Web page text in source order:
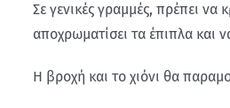
Σε γενικές γραμμές, πρέπει
αποχρωματίσει τα έπιπλα και
Η βροχή και το χιόνι θα